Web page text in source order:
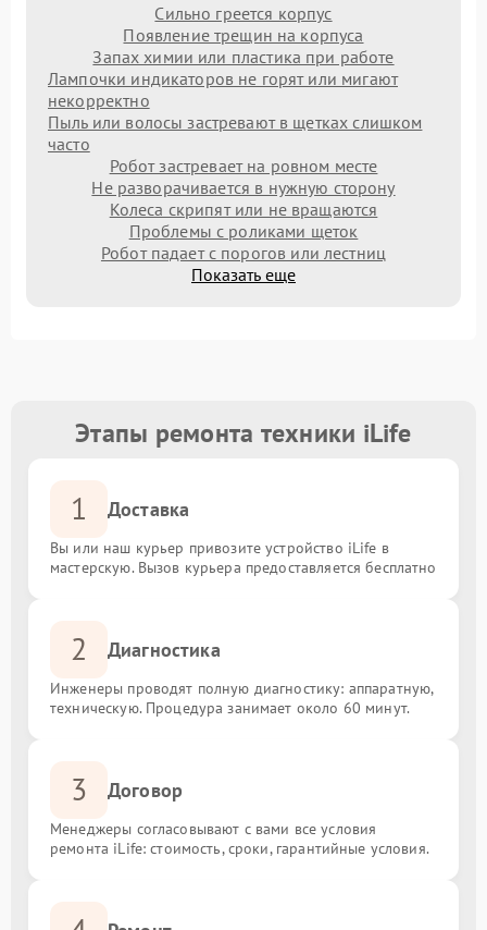
Сильно греется корпус
Появление трещин на корпуса
Запах химии или пластика при работе
Лампочки индикаторов не горят или мигают
некорректно
Пыль или волосы застревают в щетках слишком
часто
Робот застревает на ровном месте
Не разворачивается в нужную сторону
Колеса скрипят или не вращаются
Проблемы с роликами щеток
Робот падает с порогов или лестниц
Показать еще
Этапы ремонта техники iLife
1 Доставка
Вы или наш курьер привозите устройство iLife в
мастерскую. Вызов курьера предоставляется бесплатно
2 Диагностика
Инженеры проводят полную диагностику: аппаратную,
техническую. Процедура занимает около 60 минут.
3 Договор
Менеджеры согласовывают с вами все условия
ремонта iLife: стоимость, сроки, гарантийные условия.